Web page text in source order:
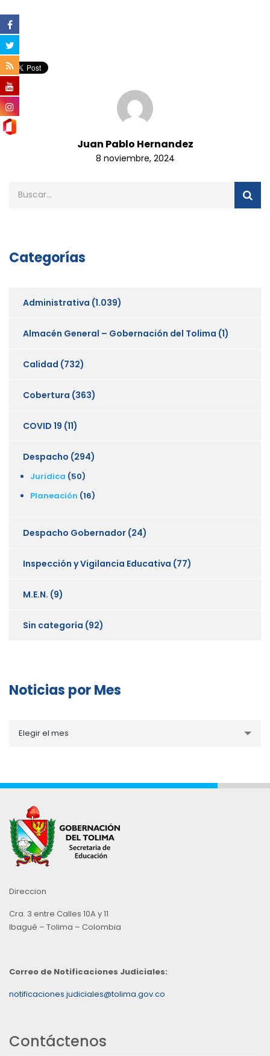
Juan Pablo Hernandez
8 noviembre, 2024
Categorías
Administrativa (1.039)
Almacén General – Gobernación del Tolima (1)
Calidad (732)
Cobertura (363)
COVID 19 (11)
Despacho (294)
Juridica (50)
Planeación (16)
Despacho Gobernador (24)
Inspección y Vigilancia Educativa (77)
M.E.N. (9)
Sin categoría (92)
Noticias por Mes
porElegir el mes
Direccion
Cra. 3 entre Calles 10A y 11
Ibagué – Tolima – Colombia
Correo de Notificaciones Judiciales:
notificaciones.judiciales@tolima.gov.co
Contáctenos